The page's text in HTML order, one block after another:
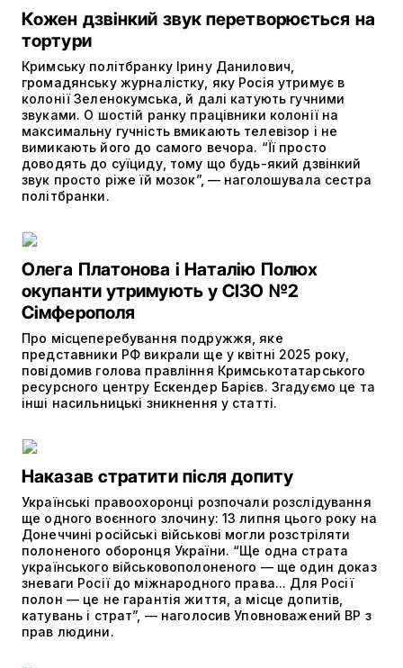
Кожен дзвінкий звук перетворюється на
тортури
Кримську політбранку Ірину Данилович,
громадянську журналістку, яку Росія утримує в
колонії Зеленокумська, й далі катують гучними
звуками. О шостій ранку працівники колонії на
максимальну гучність вмикають телевізор і не
вимикають його до самого вечора. “Її просто
доводять до суїциду, тому що будь-який дзвінкий
звук просто ріже їй мозок”, — наголошувала сестра
політбранки.
Олега Платонова і Наталію Полюх
окупанти утримують у СІЗО №2
Сімферополя
Про місцеперебування подружжя, яке
представники РФ викрали ще у квітні 2025 року,
повідомив голова правління Кримськотатарського
ресурсного центру Ескендер Барієв. Згадуємо це та
інші насильницькі зникнення у статті.
Наказав стратити після допиту
Українські правоохоронці розпочали розслідування
ще одного воєнного злочину: 13 липня цього року на
Донеччині російські військові могли розстріляти
полоненого оборонця України. “Ще одна страта
українського військовополоненого — ще один доказ
зневаги Росії до міжнародного права... Для Росії
полон — це не гарантія життя, а місце допитів,
катувань і страт”, — наголосив Уповноважений ВР з
прав людини.